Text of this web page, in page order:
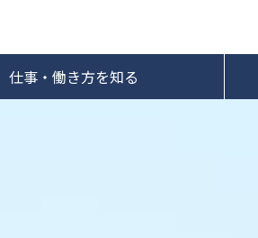
仕事・働き方を知る